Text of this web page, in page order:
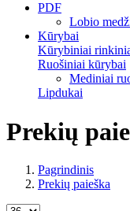
PDF
Lobio
Kūrybai
Kūrybiniai
Ruošiniai kūrybai
Mediniai
Lipdukai
Prekių
Pagrindinis
Prekių paieška